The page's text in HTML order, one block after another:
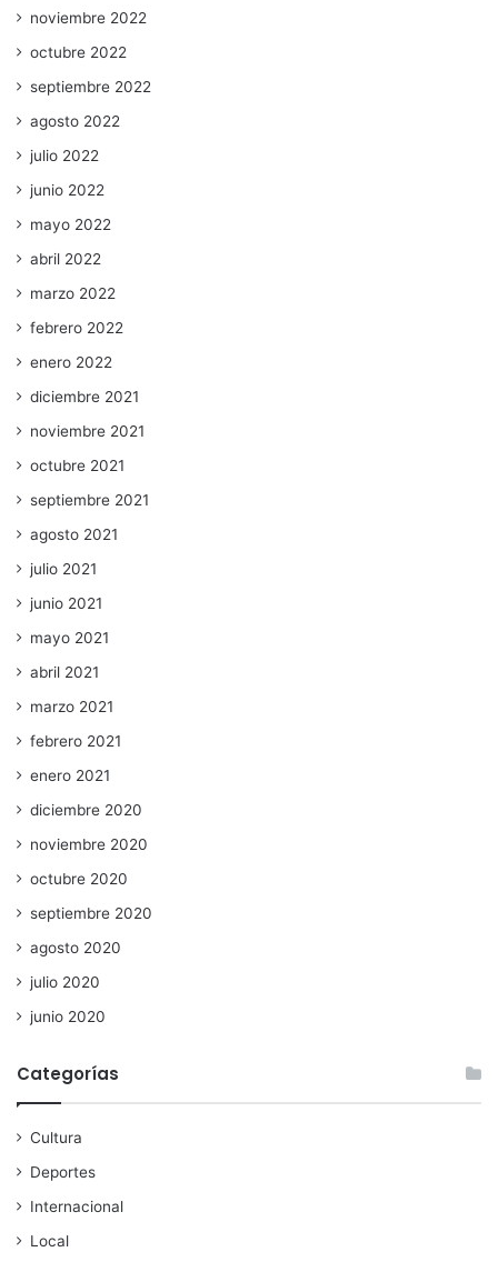
noviembre 2022
octubre 2022
septiembre 2022
agosto 2022
julio 2022
junio 2022
mayo 2022
abril 2022
marzo 2022
febrero 2022
enero 2022
diciembre 2021
noviembre 2021
octubre 2021
septiembre 2021
agosto 2021
julio 2021
junio 2021
mayo 2021
abril 2021
marzo 2021
febrero 2021
enero 2021
diciembre 2020
noviembre 2020
octubre 2020
septiembre 2020
agosto 2020
julio 2020
junio 2020
Categorías
Cultura
Deportes
Internacional
Local